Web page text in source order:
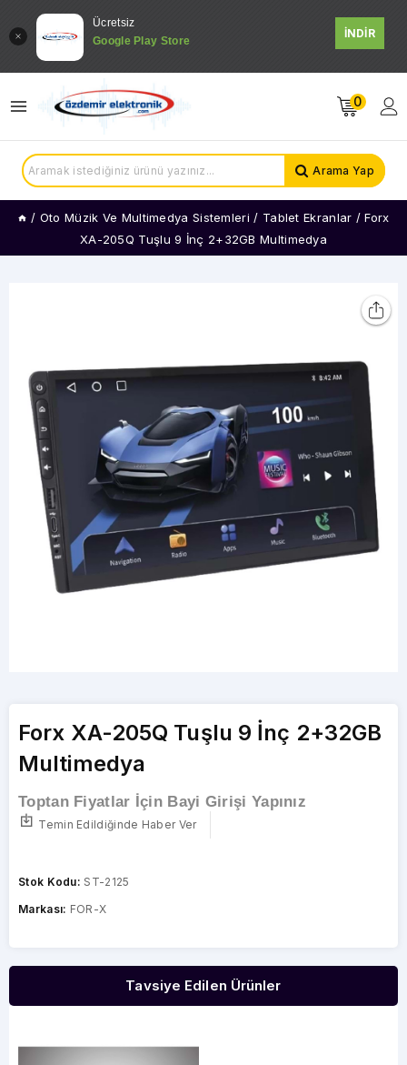
Ücretsiz
Google Play Store
İNDİR
0
Arama Yap
/ Oto Müzik Ve Multimedya Sistemleri / Tablet Ekranlar / Forx
XA-205Q Tuşlu 9 İnç 2+32GB Multimedya
Forx XA-205Q Tuşlu 9 İnç 2+32GB
Multimedya
Toptan Fiyatlar İçin Bayi Girişi Yapınız
Temin Edildiğinde Haber Ver
Stok Kodu: ST-2125
Markası: FOR-X
Tavsiye Edilen Ürünler